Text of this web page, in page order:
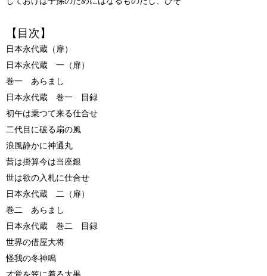
【目次】
日本永代蔵（扉）
日本永代蔵 一（扉）
巻一 あらまし
日本永代蔵 巻一 目録
初午は乗つて来る仕合せ
二代目に破る扇の風
浪風静かに神通丸
昔は掛算今は当座銀
世は欲の入札に仕合せ
日本永代蔵 二（扉）
巻二 あらまし
日本永代蔵 巻二 目録
世界の借屋大将
怪我の冬神鳴